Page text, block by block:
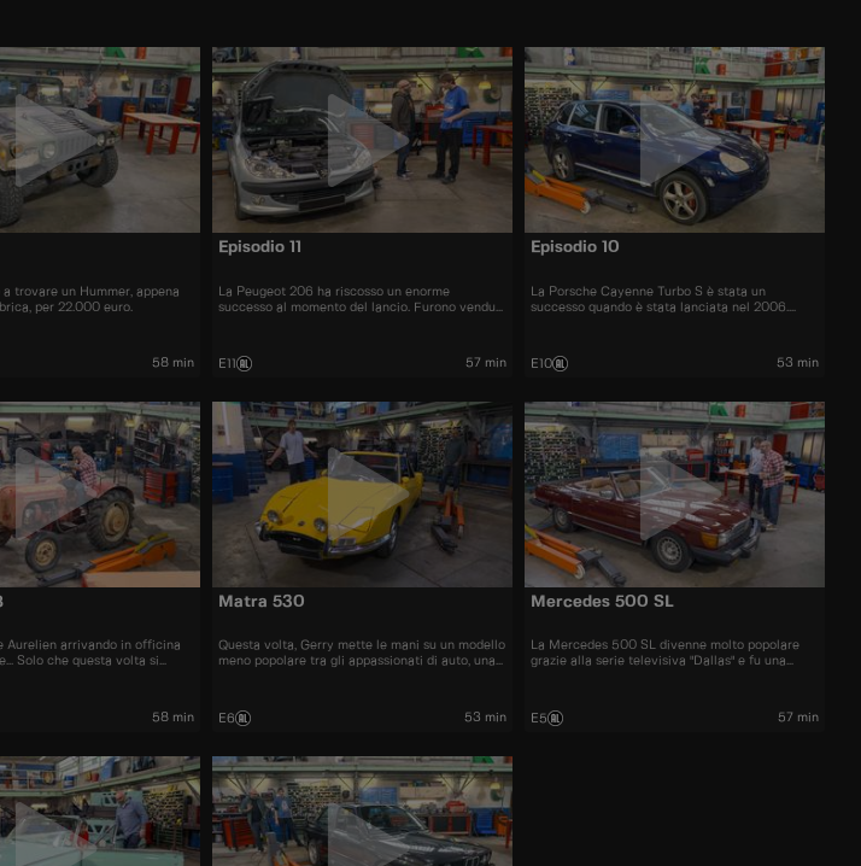
trovare un Hummer, appena
per 22.000 euro.
58 min
Episodio 11
La Peugeot 206 ha riscosso un enorme
successo al momento del lancio. Furono venduti
E11 57 min
Episodio 10
La Porsche Cayenne Turbo S è stata un
successo quando è stata lanciata nel 2006.
E10 53 min
Aurelien arrivando in officina
Solo che questa volta si
58 min
Matra 530
Questa volta, Gerry mette le mani su un modello
meno popolare tra gli appassionati di auto, una
E6 53 min
Mercedes 500 SL
La Mercedes 500 SL divenne molto popolare
grazie alla serie televisiva "Dallas" e fu una
E5 57 min